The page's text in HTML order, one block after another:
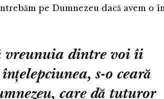
pe Dumnezeu dacă avem o
vreunuia dintre voi îi
înțelepciunea, s-o ceară
care dă tuturor